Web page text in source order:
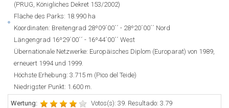
(PRUG, Königliches Dekret 153/2002)
Fläche des Parks: 18.990 ha
Koordinaten: Breitengrad 28º09´00´´ - 28º20´00´´ Nord
Längengrad 16º29´00´´ - 16º44´00´´ West
Übernationale Netzwerke: Europäisches Diplom (Europarat) von 1989,
erneuert 1994 und 1999.
Höchste Erhebung: 3.715 m (Pico del Teide)
Niedrigster Punkt: 1.600 m.
Wertung: Votos(s): 39. Resultado: 3.79